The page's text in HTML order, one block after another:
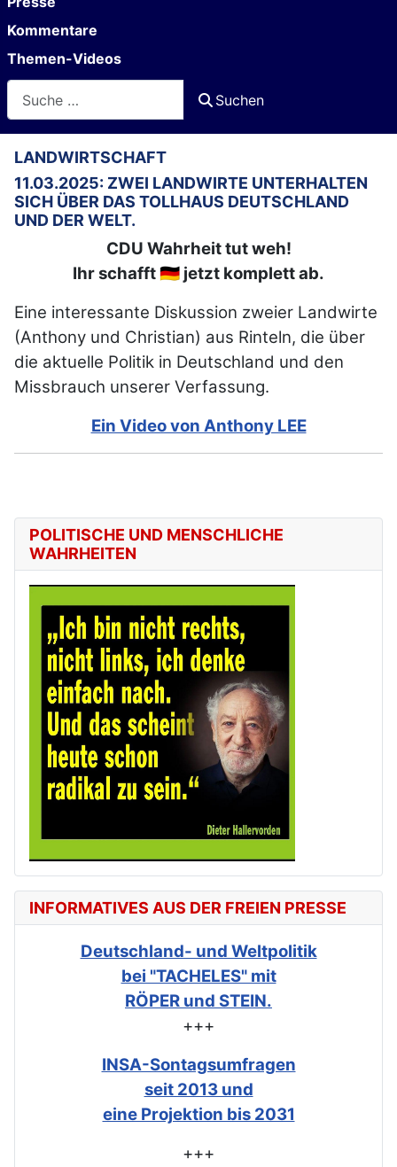
Kommentare
Themen-Videos
Suchen
LANDWIRTSCHAFT
11.03.2025: ZWEI LANDWIRTE UNTERHALTEN
SICH ÜBER DAS TOLLHAUS DEUTSCHLAND
UND DER WELT.
CDU Wahrheit tut weh!
Ihr schafft 🇩🇪 jetzt komplett ab.
Eine interessante Diskussion zweier Landwirte
(Anthony und Christian) aus Rinteln, die über
die aktuelle Politik in Deutschland und den
Missbrauch unserer Verfassung.
Ein Video von Anthony LEE
POLITISCHE UND MENSCHLICHE
WAHRHEITEN
INFORMATIVES AUS DER FREIEN PRESSE
Deutschland- und Weltpolitik
bei "TACHELES" mit
RÖPER und STEIN.
+++
INSA-Sontagsumfragen
seit 2013 und
eine Projektion bis 2031
+++